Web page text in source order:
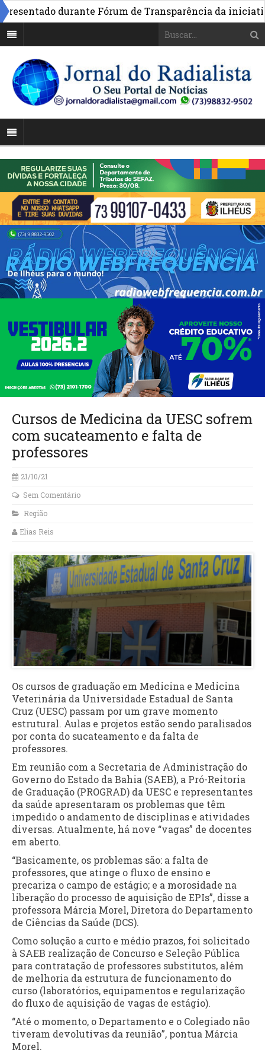
durante Fórum de Transparência da iniciativa
Cursos de Medicina da UESC sofrem
com sucateamento e falta de
professores
21/10/21
Sem Comentário
Região
Elias Reis
Os cursos de graduação em Medicina e Medicina
Veterinária da Universidade Estadual de Santa
Cruz (UESC) passam por um grave momento
estrutural. Aulas e projetos estão sendo paralisados
por conta do sucateamento e da falta de
professores.
Em reunião com a Secretaria de Administração do
Governo do Estado da Bahia (SAEB), a Pró-Reitoria
de Graduação (PROGRAD) da UESC e representantes
da saúde apresentaram os problemas que têm
impedido o andamento de disciplinas e atividades
diversas. Atualmente, há nove “vagas” de docentes
em aberto.
“Basicamente, os problemas são: a falta de
professores, que atinge o fluxo de ensino e
precariza o campo de estágio; e a morosidade na
liberação do processo de aquisição de EPIs”, disse a
professora Márcia Morel, Diretora do Departamento
de Ciências da Saúde (DCS).
Como solução a curto e médio prazos, foi solicitado
à SAEB realização de Concurso e Seleção Pública
para contratação de professores substitutos, além
de melhoria da estrutura de funcionamento do
curso (laboratórios, equipamentos e regularização
do fluxo de aquisição de vagas de estágio).
“Até o momento, o Departamento e o Colegiado não
tiveram devolutivas da reunião”, pontua Márcia
Morel.